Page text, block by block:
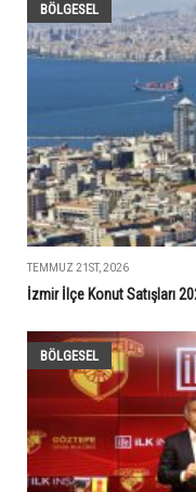
BÖLGESEL
TEMMUZ 21ST, 2026
İzmir İlçe Konut Satışları
BÖLGESEL